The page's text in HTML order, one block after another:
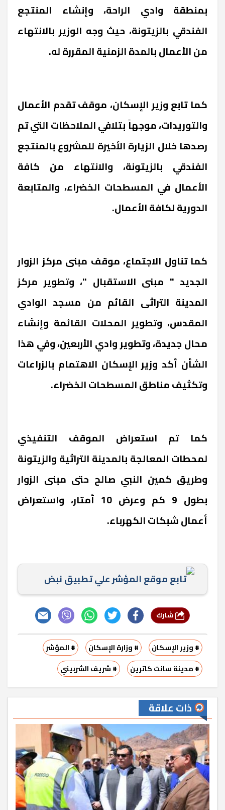
بمنطقة وادي الراحة، وإنشاء المنتجع
الفندقي بالزيتونة، حيث وجه الوزير بالانتهاء
من الأعمال بالمدة الزمنية المقررة له.
كما تابع وزير الإسكان، موقف تقدم الأعمال
والتوريدات، موجهاً بتلافي الملاحظات التي تم
رصدها خلال الزيارة الأخيرة للمشروع بالمنتجع
الفندقي بالزيتونة، والانتهاء من كافة
الأعمال في المسطحات الخضراء، والمتابعة
الدورية لكافة الأعمال.
كما تناول الاجتماع، موقف مبنى مركز الزوار
الجديد " مبنى الاستقبال "، وتطوير مركز
المدينة التراثى القائم من مسجد الوادي
المقدس، وتطوير المحلات القائمة وإنشاء
محال جديدة، وتطوير وادي الأربعين، وفي هذا
الشأن أكد وزير الإسكان الاهتمام بالزراعات
وتكثيف مناطق المسطحات الخضراء.
كما تم استعراض الموقف التنفيذي
لمحطات المعالجة بالمدينة التراثية والزيتونة
وطريق كمين النبي صالح حتى مبنى الزوار
بطول 9 كم وعرض 10 أمتار، واستعراض
أعمال شبكات الكهرباء.
تابع موقع المؤشر علي تطبيق نبض
# وزير الإسكان # وزارة الإسكان
# المؤشر
# مدينة سانت كاترين
# شريف الشربيني
ذات علاقة